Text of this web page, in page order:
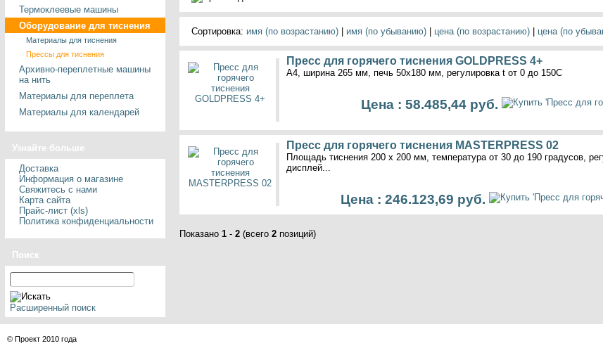
Сортировка: имя (по возрастанию) имя (по убыванию) цена (по возрастанию) цена (по
Пресс для горячего тиснения GOLDPRESS 4+
A4, ширина 265 мм, печь 50х180 мм, регулировка t от 0 до 150C
Цена : 58.485,44 руб.
Пресс для горячего тиснения MASTERPRESS 02
Площадь тиснения 200 х 200 мм, температура от 30 до 190 градусов,
дисплей...
Цена : 246.123,69 руб.
Показано1 -2 (всего2 позиций)
Термоклеевые машины
Оборудование для тиснения
Материалы для тиснения
Прессы для тиснения
Архивно-переплетные машины
на нить
Материалы для переплета
Материалы для календарей
Узнайте больше
Доставка
Информация о магазине
Свяжитесь с нами
Карта сайта
Прайс-лист (xls)
Политика конфиденциальности
Поиск
Расширенный поиск
© Проект 2010 года